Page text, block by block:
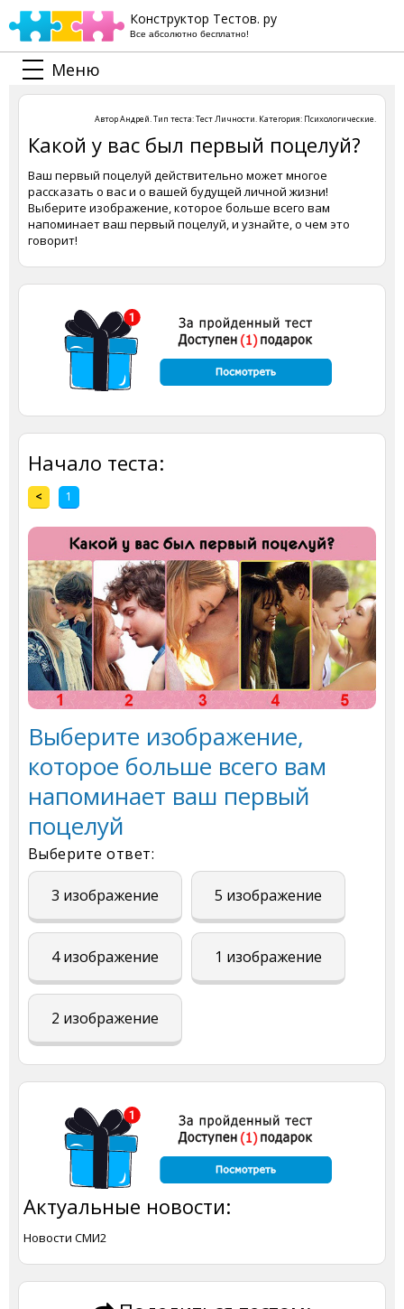
Конструктор Тестов. ру
Все абсолютно бесплатно!
Меню
АвторАндрей. Тип теста:Тест Личности. Категория: Психологические.
Какой у вас был первый поцелуй?
Ваш первый поцелуй действительно может многое
рассказать о вас и о вашей будущей личной жизни!
Выберите изображение, которое больше всего вам
напоминает ваш первый поцелуй, и узнайте, о чем это
говорит!
Начало теста:
< 1
Выберите изображение,
которое больше всего вам
напоминает ваш первый
поцелуй
Выберите ответ:
3 изображение 5 изображение
4 изображение 1 изображение
2 изображение
Актуальные новости:
Новости СМИ2